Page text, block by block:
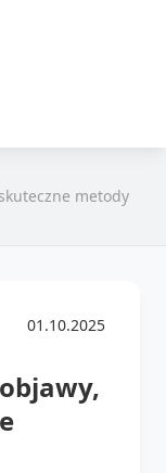
metody
01.10.2025